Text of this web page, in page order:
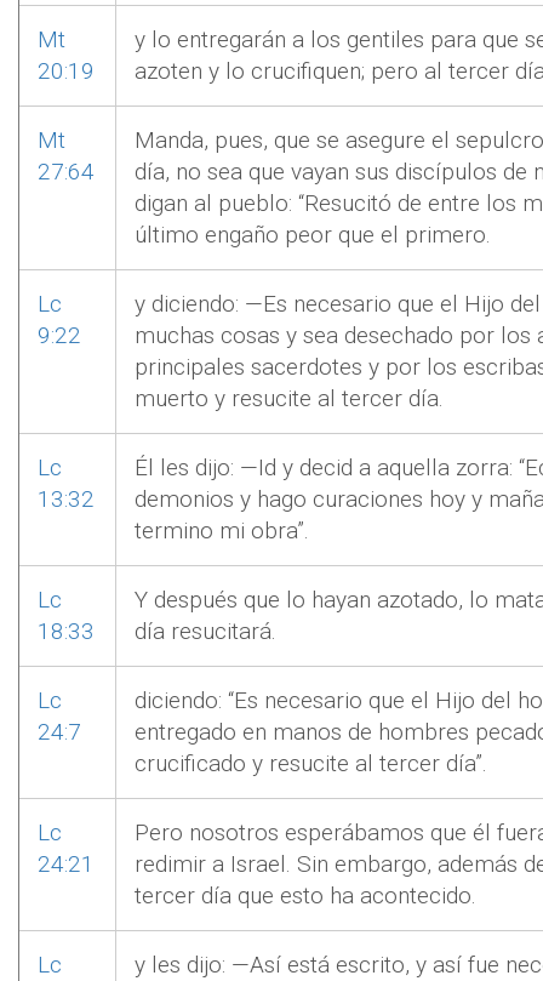
Mt
20:19
y lo entregarán a los gentiles para que
azoten y lo crucifiquen; pero al tercer
Mt
27:64
Manda, pues, que se asegure el
día, no sea que vayan sus discípulos de
digan al pueblo: “Resucitó de entre los
último engaño peor que el primero.
Lc
9:22
y diciendo: —Es necesario que el Hijo
muchas cosas y sea desechado por los
principales sacerdotes y por los
muerto y resucite al tercer día.
Lc
13:32
Él les dijo: —Id y decid a aquella zorra:
demonios y hago curaciones hoy y
termino mi obra”.
Lc
18:33
Y después que lo hayan azotado, lo
día resucitará.
Lc
24:7
diciendo: “Es necesario que el Hijo del
entregado en manos de hombres
crucificado y resucite al tercer día”.
Lc
24:21
Pero nosotros esperábamos que él
redimir a Israel. Sin embargo, además
tercer día que esto ha acontecido.
Lc
y les dijo: —Así está escrito, y así fue